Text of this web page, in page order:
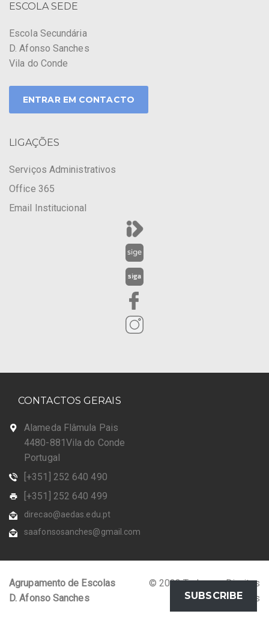
ESCOLA SEDE
Escola Secundária
D. Afonso Sanches
Vila do Conde
ENTRAR EM CONTACTO
LIGAÇÕES
Serviços Administrativos
Office 365
Email Institucional
CONTACTOS GERAIS
Alameda Flâmula Pais
4480-881Vila do Conde
Portugal
[+351] 252 640 490
[+351] 252 640 499
direcao@aedas.edu.pt
saafonsosanches@gmail.com
Agrupamento de Escolas
D. Afonso Sanches
© 2023 Todos os Direitos
Reservados
SUBSCRIBE